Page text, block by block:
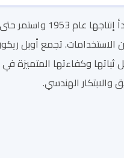
الاستخدامات. تجمع أوبل
وكفاءتها المتميزة في
والابتكار الهندسي.